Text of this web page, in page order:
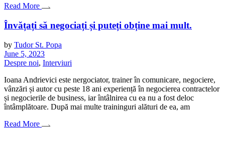
Read More
Învățați să negociați și puteți obține mai mult.
by Tudor St. Popa
June 5, 2023
Despre noi, Interviuri
Ioana Andrievici este nergociator, trainer în comunicare, negociere,
vânzări și autor cu peste 18 ani experiență în negocierea contractelor
și negocierile de business, iar întâlnirea cu ea nu a fost deloc
întâmplătoare. După mai multe traininguri alături de ea, am
Read More